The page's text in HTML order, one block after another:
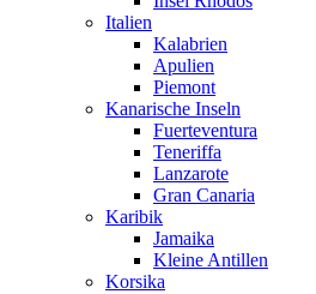
Italien
Kalabrien
Apulien
Piemont
Kanarische Inseln
Fuerteventura
Teneriffa
Lanzarote
Gran Canaria
Karibik
Jamaika
Kleine Antillen
Korsika